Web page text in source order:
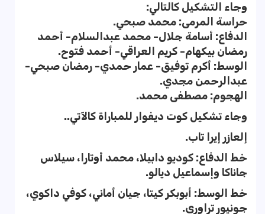
وجاء التشكيل كالتالي:
حراسة المرمى: محمد صبحي.
الدفاع: أسامة جلال- محمد عبدالسلام- أحمد
رمضان بيكهام- كريم العراقي- أحمد فتوح.
الوسط: أكرم توفيق- عمار حمدي- رمضان صبحي-
عبدالرحمن مجدي.
الهجوم: مصطفى محمد.
وجاء تشكيل كوت ديفوار للمباراة كالآتي..
إلعازر إيرا تاب.
خط الدفاع: كوديو دابيلا، محمد أوتارا، سيلاس
جاناكا وإسماعيل ديالو.
خط الوسط: أبوبكر كيتا، جيان أماني، كوفي داكوي،
جونيور تراوري.